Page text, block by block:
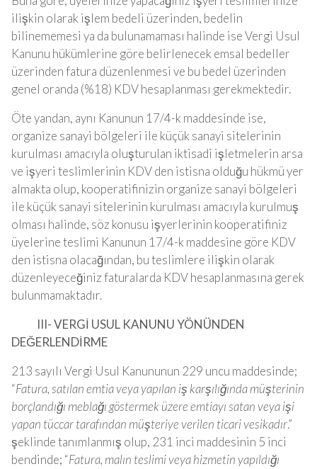
ilişkin olarak işlem bedeli üzerinden, bedelin
bilinememesi ya da bulunamaması halinde ise Vergi Usul
Kanunu hükümlerine göre belirlenecek emsal bedeller
üzerinden fatura düzenlenmesi ve bu bedel üzerinden
genel oranda (%18) KDV hesaplanması gerekmektedir.
Öte yandan, aynı Kanunun 17/4-k maddesinde ise,
organize sanayi bölgeleri ile küçük sanayi sitelerinin
kurulması amacıyla oluşturulan iktisadi işletmelerin arsa
ve işyeri teslimlerinin KDV den istisna olduğu hükmü yer
almakta olup, kooperatifinizin organize sanayi bölgeleri
ile küçük sanayi sitelerinin kurulması amacıyla kurulmuş
olması halinde, söz konusu işyerlerinin kooperatifiniz
üyelerine teslimi Kanunun 17/4-k maddesine göre KDV
den istisna olacağından, bu teslimlere ilişkin olarak
düzenleyeceğiniz faturalarda KDV hesaplanmasına gerek
bulunmamaktadır.
III- VERGİ USUL KANUNU YÖNÜNDEN
DEĞERLENDİRME
213 sayılı Vergi Usul Kanununun 229 uncu maddesinde;
“Fatura, satılan emtia veya yapılan iş karşılığında müşterinin
borçlandığı meblağı göstermek üzere emtiayı satan veya işi
yapan tüccar tarafından müşteriye verilen ticari vesikadır.”
şeklinde tanımlanmış olup, 231 inci maddesinin 5 inci
bendinde; “Fatura, malın teslimi veya hizmetin yapıldığı